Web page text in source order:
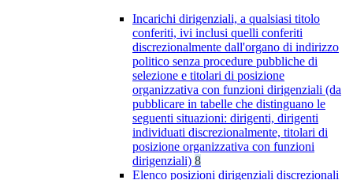
Incarichi dirigenziali, a qualsiasi titolo
conferiti, ivi inclusi quelli conferiti
discrezionalmente dall'organo di indirizzo
politico senza procedure pubbliche di
selezione e titolari di posizione
organizzativa con funzioni dirigenziali (da
pubblicare in tabelle che distinguano le
seguenti situazioni: dirigenti, dirigenti
individuati discrezionalmente, titolari di
posizione organizzativa con funzioni
dirigenziali) 8
Elenco posizioni dirigenziali discrezionali